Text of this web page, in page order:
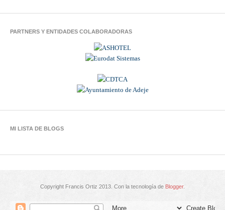
PARTNERS Y ENTIDADES COLABORADORAS
MI LISTA DE BLOGS
Copyright Francis Ortiz 2013. Con la tecnología de Blogger.